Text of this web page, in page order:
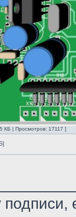
КБ | Просмотров: 17117 ]
подписи,